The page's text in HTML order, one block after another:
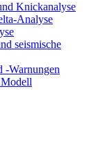
Knickanalyse
Analyse
seismische
-Warnungen
Modell